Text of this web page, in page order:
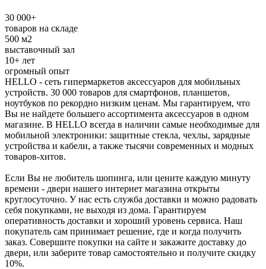
30 000+
товаров на складе
500 м2
выставочный зал
10+ лет
огромный опыт
HELLO - сеть гипермаркетов аксессуаров для мобильных
устройств. 30 000 товаров для смартфонов, планшетов,
ноутбуков по рекордно низким ценам. Мы гарантируем, что
Вы не найдете большего ассортимента аксессуаров в одном
магазине. В HELLO всегда в наличии самые необходимые для
мобильной электроники: защитные стекла, чехлы, зарядные
устройства и кабели, а также тысячи современных и модных
товаров-хитов.
Если Вы не любитель шопинга, или цените каждую минуту
времени - двери нашего интернет магазина открыты
круглосуточно. У нас есть служба доставки и можно радовать
себя покупками, не выходя из дома. Гарантируем
оперативность доставки и хороший уровень сервиса. Наш
покупатель сам принимает решение, где и когда получить
заказ. Совершите покупки на сайте и закажите доставку до
двери, или заберите товар самостоятельно и получите скидку
10%.